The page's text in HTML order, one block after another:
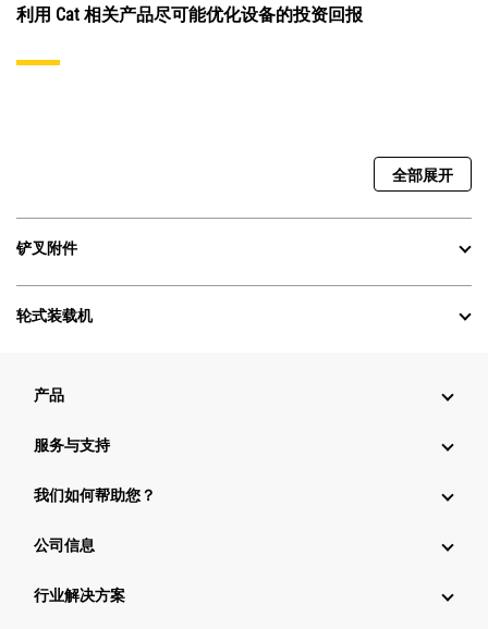
利用 Cat 相关产品尽可能优化设备的投资回报
全部展开
铲叉附件
轮式装载机
产品
服务与支持
我们如何帮助您？
公司信息
行业解决方案